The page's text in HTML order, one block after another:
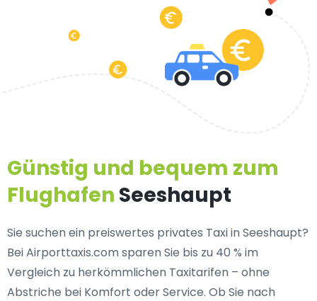
Günstig und bequem zum
Flughafen Seeshaupt
Sie suchen ein preiswertes privates Taxi in Seeshaupt?
Bei Airporttaxis.com sparen Sie bis zu 40 % im
Vergleich zu herkömmlichen Taxitarifen – ohne
Abstriche bei Komfort oder Service. Ob Sie nach